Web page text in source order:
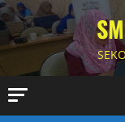
Skip
to
content